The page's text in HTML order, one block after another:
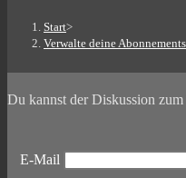
Start>
Verwalte deine Abonnements
Du kannst der Diskussion zum
E-Mail